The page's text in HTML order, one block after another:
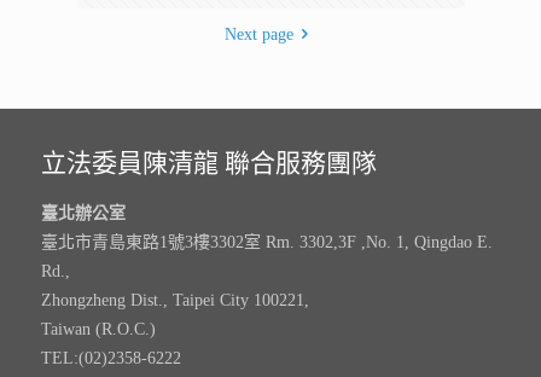
Next page
立法委員陳清龍 聯合服務團隊
臺北辦公室
臺北市青島東路1號3樓3302室 Rm. 3302,3F ,No. 1, Qingdao E.
Rd.,
Zhongzheng Dist., Taipei City 100221,
Taiwan (R.O.C.)
TEL:(02)2358-6222